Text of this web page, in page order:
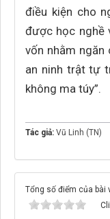
điều kiện cho
được học nghề
vốn nhằm ngăn
an ninh trật tự
không ma túy”.
Tác giả: Vũ Linh (TN)
Tổng số điểm của bài